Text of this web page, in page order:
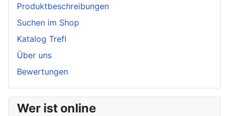
Produktbeschreibungen
Suchen im Shop
Katalog Trefl
Über uns
Bewertungen
Wer ist online